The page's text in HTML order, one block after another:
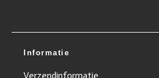
Informatie
Verzendinformatie